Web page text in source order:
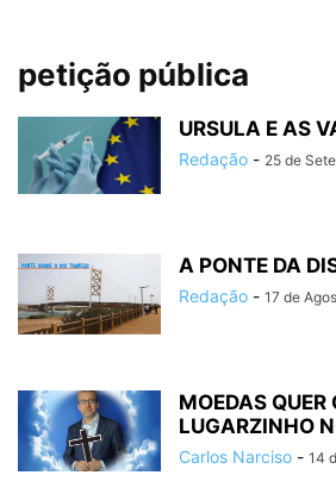
petição pública
URSULA E AS
Redação - 25 de
A PONTE DA
Redação - 17 de
MOEDAS
LUGARZINHO
Carlos Narciso - 14